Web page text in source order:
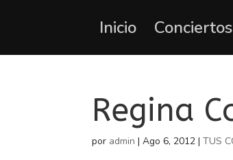
Inicio
Regina
por admin |Ago 6, 2012 |TUS